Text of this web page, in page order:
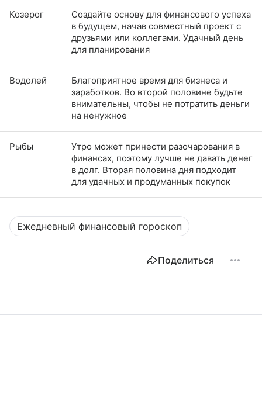
Козерог
Создайте основу для финансового успеха
в будущем, начав совместный проект с
друзьями или коллегами. Удачный день
для планирования
Водолей
Благоприятное время для бизнеса и
заработков. Во второй половине будьте
внимательны, чтобы не потратить деньги
на ненужное
Рыбы
Утро может принести разочарования в
финансах, поэтому лучше не давать денег
в долг. Вторая половина дня подходит
для удачных и продуманных покупок
Ежедневный финансовый гороскоп
Поделиться